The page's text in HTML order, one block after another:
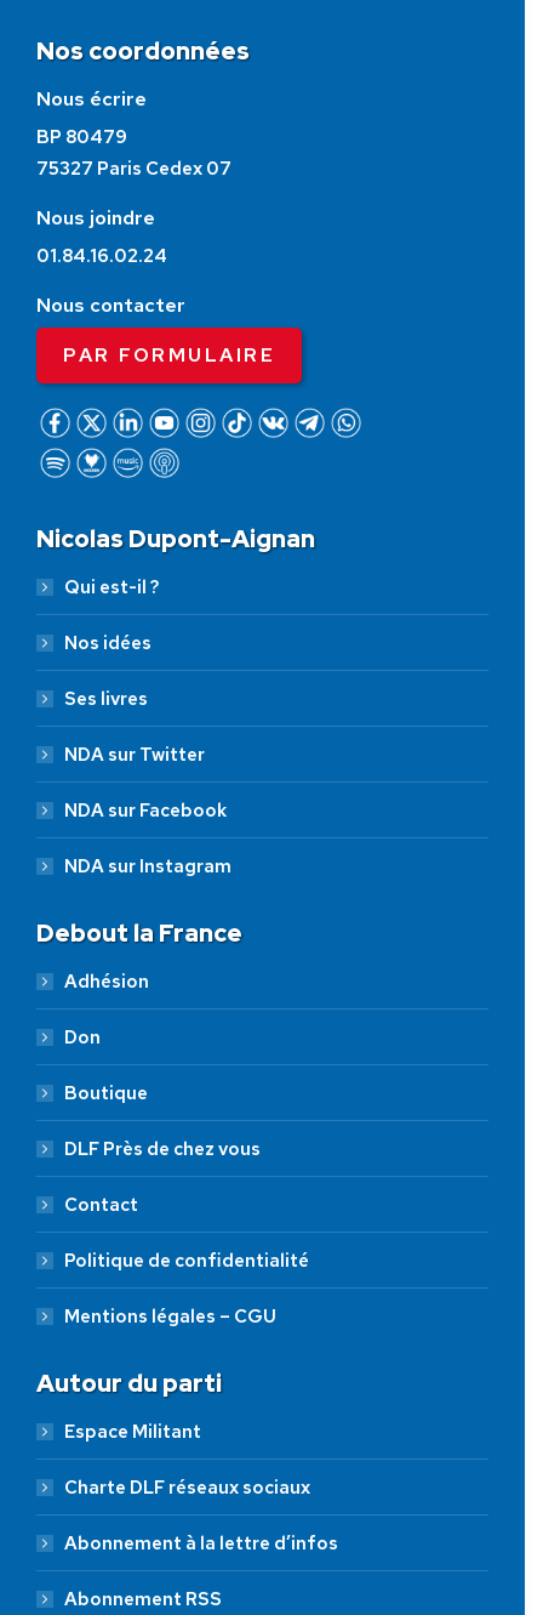
Nos coordonnées
Nous écrire
BP 80479
75327 Paris Cedex 07
Nous joindre
01.84.16.02.24
Nous contacter
PAR FORMULAIRE
Nicolas Dupont-Aignan
Qui est-il ?
Nos idées
Ses livres
NDA sur Twitter
NDA sur Facebook
NDA sur Instagram
Debout la France
Adhésion
Don
Boutique
DLF Près de chez vous
Contact
Politique de confidentialité
Mentions légales – CGU
Autour du parti
Espace Militant
Charte DLF réseaux sociaux
Abonnement à la lettre d’infos
Abonnement RSS